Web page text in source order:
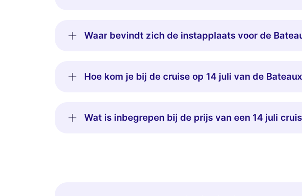
Waar bevindt zich de instapplaats voor de
Hoe kom je bij de cruise op 14 juli van de
Wat is inbegrepen bij de prijs van een 14 juli